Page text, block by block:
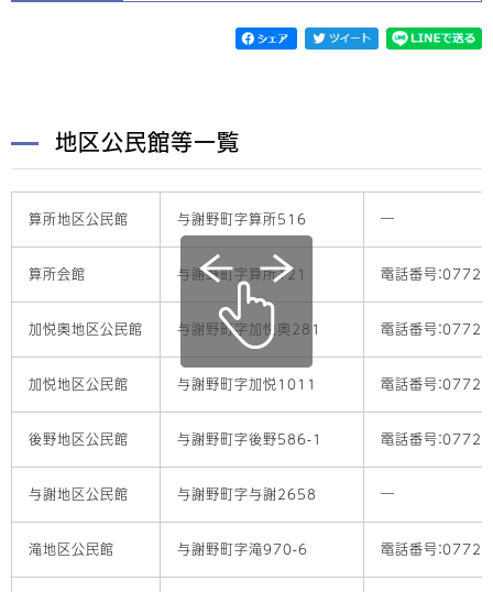
地区公民館等一覧
算所地区公民館 与謝野町字算所516 ―
算所会館 与謝野町字算所121 電話番号：
加悦奥地区公民館 与謝野町字加悦奥281 電話番号：
加悦地区公民館 与謝野町字加悦1011 電話番号：
後野地区公民館 与謝野町字後野586-1 電話番号：
与謝地区公民館 与謝野町字与謝2658 ―
滝地区公民館 与謝野町字滝970-6 電話番号：